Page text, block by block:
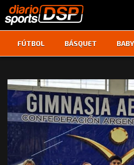
FÚTBOL BÁSQUET